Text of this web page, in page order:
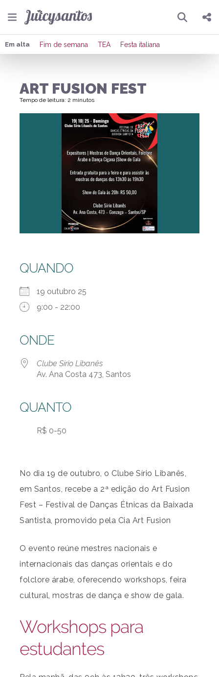
Pesquisar
Compartilhar
Publicar no Facebook
Publicar no X
Em alta Fim de semana TEA Festa italiana
ART FUSION FEST
Tempo de leitura: 2 minutos
QUANDO
19 outubro 25
9:00 - 22:00
ONDE
Clube Sírio Libanês
Av. Ana Costa 473, Santos
QUANTO
R$ 0-50
No dia 19 de outubro, o Clube Sírio Libanês,
em Santos, recebe a 2ª edição do Art Fusion
Fest – Festival de Danças Étnicas da Baixada
Santista, promovido pela Cia Art Fusion
O evento reúne mestres nacionais e
internacionais das danças orientais e do
folclore árabe, oferecendo workshops, feira
cultural, mostras de dança e show de gala.
Workshops para
estudantes